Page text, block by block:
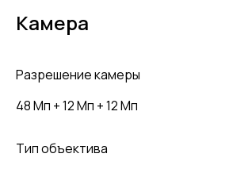
Камера
Разрешение камеры
48 Мп + 12 Мп + 12 Мп
Тип объектива